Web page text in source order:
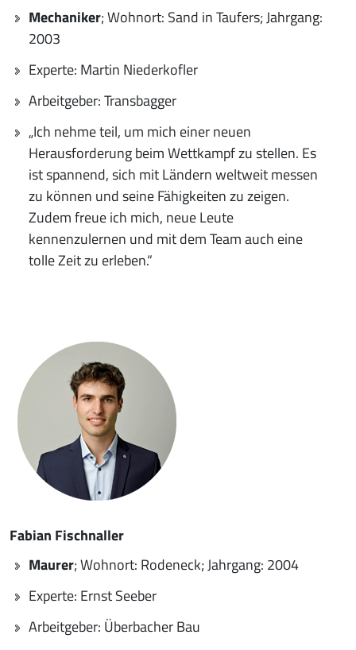
Mechaniker; Wohnort: Sand in Taufers; Jahrgang:
2003
Experte: Martin Niederkofler
Arbeitgeber: Transbagger
„Ich nehme teil, um mich einer neuen
Herausforderung beim Wettkampf zu stellen. Es
ist spannend, sich mit Ländern weltweit messen
zu können und seine Fähigkeiten zu zeigen.
Zudem freue ich mich, neue Leute
kennenzulernen und mit dem Team auch eine
tolle Zeit zu erleben.“
Fabian Fischnaller
Maurer; Wohnort: Rodeneck; Jahrgang: 2004
Experte: Ernst Seeber
Arbeitgeber: Überbacher Bau